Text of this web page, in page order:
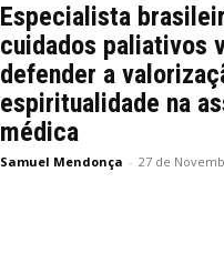
Especialista
cuidados paliativos
defender a
espiritualidade na
médica
Samuel Mendonça - 27 de